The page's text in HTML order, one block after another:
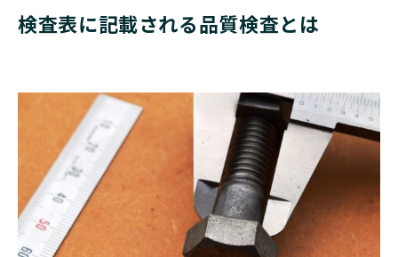
検査表に記載される品質検査とは